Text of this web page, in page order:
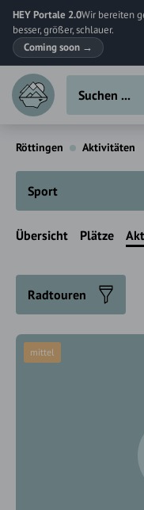
HEY Portale 2.0Wir bereiten
besser, größer, schlauer.
Coming soon →
Röttingen Aktivitäten
Sport
Übersicht Plätze
Radtouren
mittel